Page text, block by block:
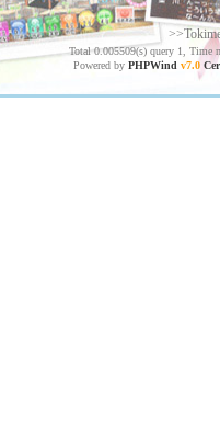
Total 0.005509(s) query 1, Time
Powered by PHPWind v7.0